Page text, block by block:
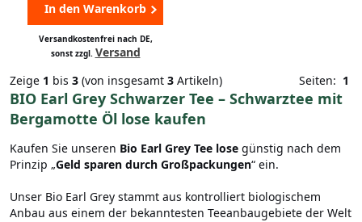
In den Warenkorb
Versandkostenfrei nach DE,
sonst zzgl. Versand
Zeige 1 bis 3 (von insgesamt 3 Artikeln) Seiten: 1
BIO Earl Grey Schwarzer Tee – Schwarztee mit
Bergamotte Öl lose kaufen
Kaufen Sie unseren Bio Earl Grey Tee lose günstig nach dem
Prinzip „Geld sparen durch Großpackungen“ ein.
Unser Bio Earl Grey stammt aus kontrolliert biologischem
Anbau aus einem der bekanntesten Teeanbaugebiete der Welt